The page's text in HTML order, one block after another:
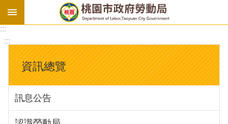
基
法
勞
資
會
:::
:::
資訊總覽
訊息公告